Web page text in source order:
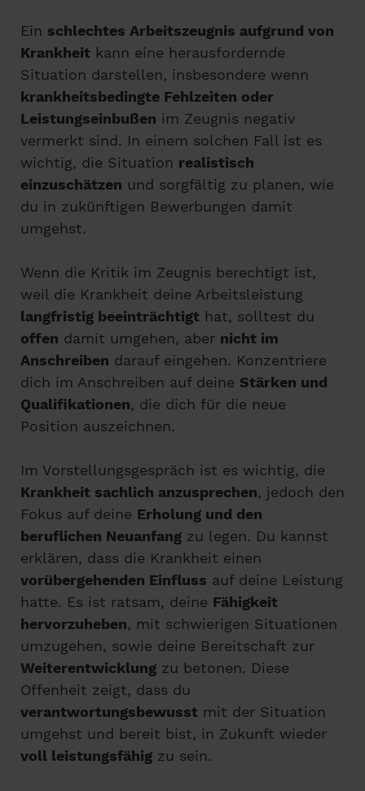
Ein schlechtes Arbeitszeugnis aufgrund von
Krankheit kann eine herausfordernde
Situation darstellen, insbesondere wenn
krankheitsbedingte Fehlzeiten oder
Leistungseinbußen im Zeugnis negativ
vermerkt sind. In einem solchen Fall ist es
wichtig, die Situation realistisch
einzuschätzen und sorgfältig zu planen, wie
du in zukünftigen Bewerbungen damit
umgehst.
Wenn die Kritik im Zeugnis berechtigt ist,
weil die Krankheit deine Arbeitsleistung
langfristig beeinträchtigt hat, solltest du
offen damit umgehen, aber nicht im
Anschreiben darauf eingehen. Konzentriere
dich im Anschreiben auf deine Stärken und
Qualifikationen, die dich für die neue
Position auszeichnen.
Im Vorstellungsgespräch ist es wichtig, die
Krankheit sachlich anzusprechen, jedoch den
Fokus auf deine Erholung und den
beruflichen Neuanfang zu legen. Du kannst
erklären, dass die Krankheit einen
vorübergehenden Einfluss auf deine Leistung
hatte. Es ist ratsam, deine Fähigkeit
hervorzuheben, mit schwierigen Situationen
umzugehen, sowie deine Bereitschaft zur
Weiterentwicklung zu betonen. Diese
Offenheit zeigt, dass du
verantwortungsbewusst mit der Situation
umgehst und bereit bist, in Zukunft wieder
voll leistungsfähig zu sein.